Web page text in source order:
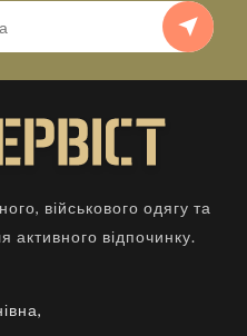
військового одягу та
відпочинку.